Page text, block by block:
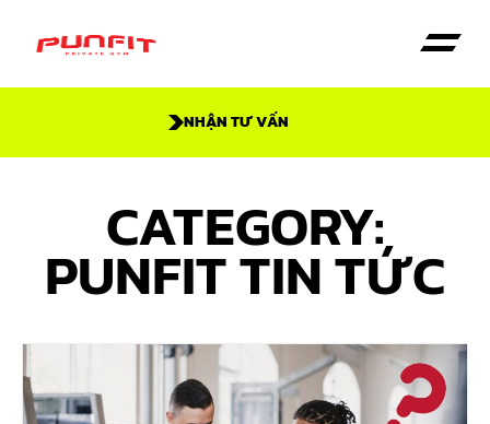
NHẬN TƯ VẤN
CATEGORY:
PUNFIT TIN TỨC